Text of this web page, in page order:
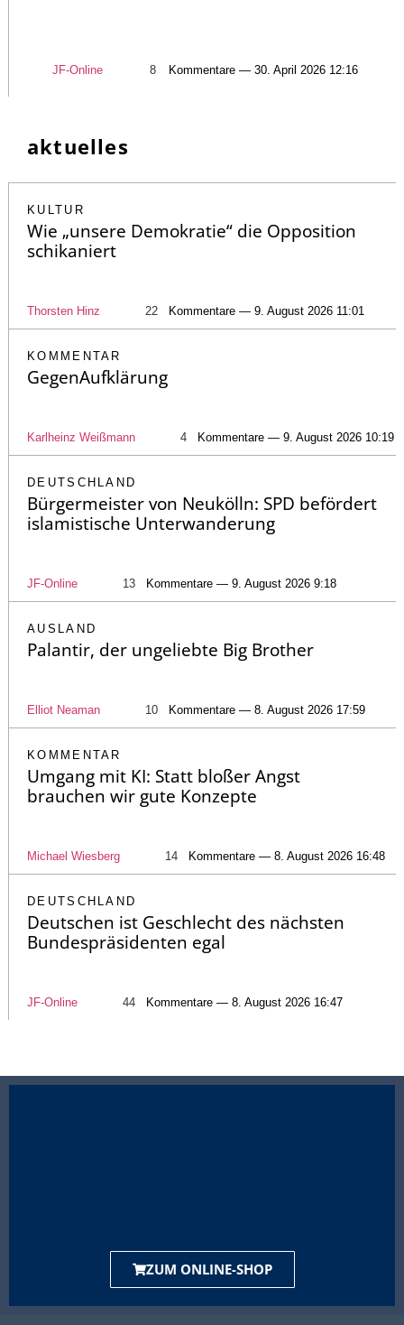
JF-Online 8 Kommentare — 30. April 2026 12:16
aktuelles
KULTUR
Wie „unsere Demokratie“ die Opposition
schikaniert
Thorsten Hinz 22 Kommentare — 9. August 2026 11:01
KOMMENTAR
GegenAufklärung
Karlheinz Weißmann 4 Kommentare — 9. August 2026 10:19
DEUTSCHLAND
Bürgermeister von Neukölln: SPD befördert
islamistische Unterwanderung
JF-Online 13 Kommentare — 9. August 2026 9:18
AUSLAND
Palantir, der ungeliebte Big Brother
Elliot Neaman 10 Kommentare — 8. August 2026 17:59
KOMMENTAR
Umgang mit KI: Statt bloßer Angst
brauchen wir gute Konzepte
Michael Wiesberg 14 Kommentare — 8. August 2026 16:48
DEUTSCHLAND
Deutschen ist Geschlecht des nächsten
Bundespräsidenten egal
JF-Online 44 Kommentare — 8. August 2026 16:47
ZUM ONLINE-SHOP